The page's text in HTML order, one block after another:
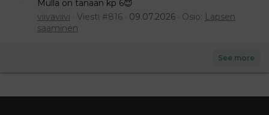
Mulla on tänään kp 6😇
viivaviivi
Viesti #816 09.07.2026 Osio: Lapsen
saaminen
See more